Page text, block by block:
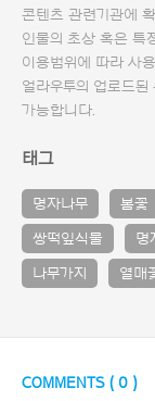
콘텐츠 관련기관에
인물의 초상 혹은 특
이용범위에 따라 사
얼라우투의 업로드
가능합니다.
태그
명자나무 봄꽃
쌍떡잎식물 명
나무가지 열매
COMMENTS ( 0 )